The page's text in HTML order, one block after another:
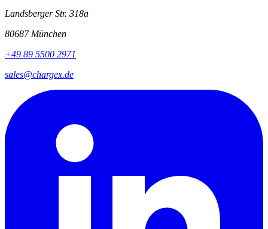
Landsberger Str. 318a
80687 München
+49 89 5500 2971
sales@chargex.de